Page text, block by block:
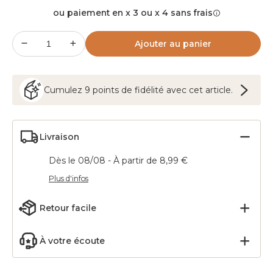
ou paiement en x 3 ou x 4 sans frais
Ajouter au panier
Cumulez 9 points de fidélité avec cet article.
Livraison
Dès le 08/08 - À partir de 8,99 €
Plus d'infos
Retour facile
À votre écoute